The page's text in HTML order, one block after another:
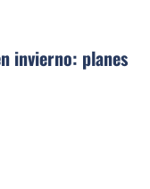
invierno: planes